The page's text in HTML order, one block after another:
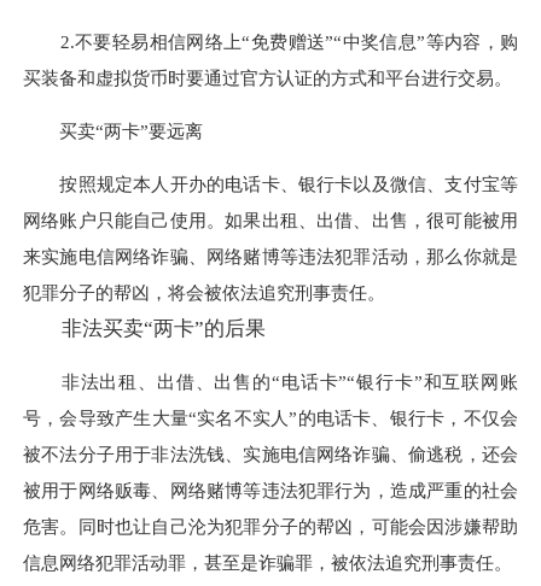
2.不要轻易相信网络上“免费赠送”“中奖信息”等内容，购
买装备和虚拟货币时要通过官方认证的方式和平台进行交易。
买卖“两卡”要远离
按照规定本人开办的电话卡、银行卡以及微信、支付宝等
网络账户只能自己使用。如果出租、出借、出售，很可能被用
来实施电信网络诈骗、网络赌博等违法犯罪活动，那么你就是
犯罪分子的帮凶，将会被依法追究刑事责任。
非法买卖“两卡”的后果
非法出租、出借、出售的“电话卡”“银行卡”和互联网账
号，会导致产生大量“实名不实人”的电话卡、银行卡，不仅会
被不法分子用于非法洗钱、实施电信网络诈骗、偷逃税，还会
被用于网络贩毒、网络赌博等违法犯罪行为，造成严重的社会
危害。同时也让自己沦为犯罪分子的帮凶，可能会因涉嫌帮助
信息网络犯罪活动罪，甚至是诈骗罪，被依法追究刑事责任。